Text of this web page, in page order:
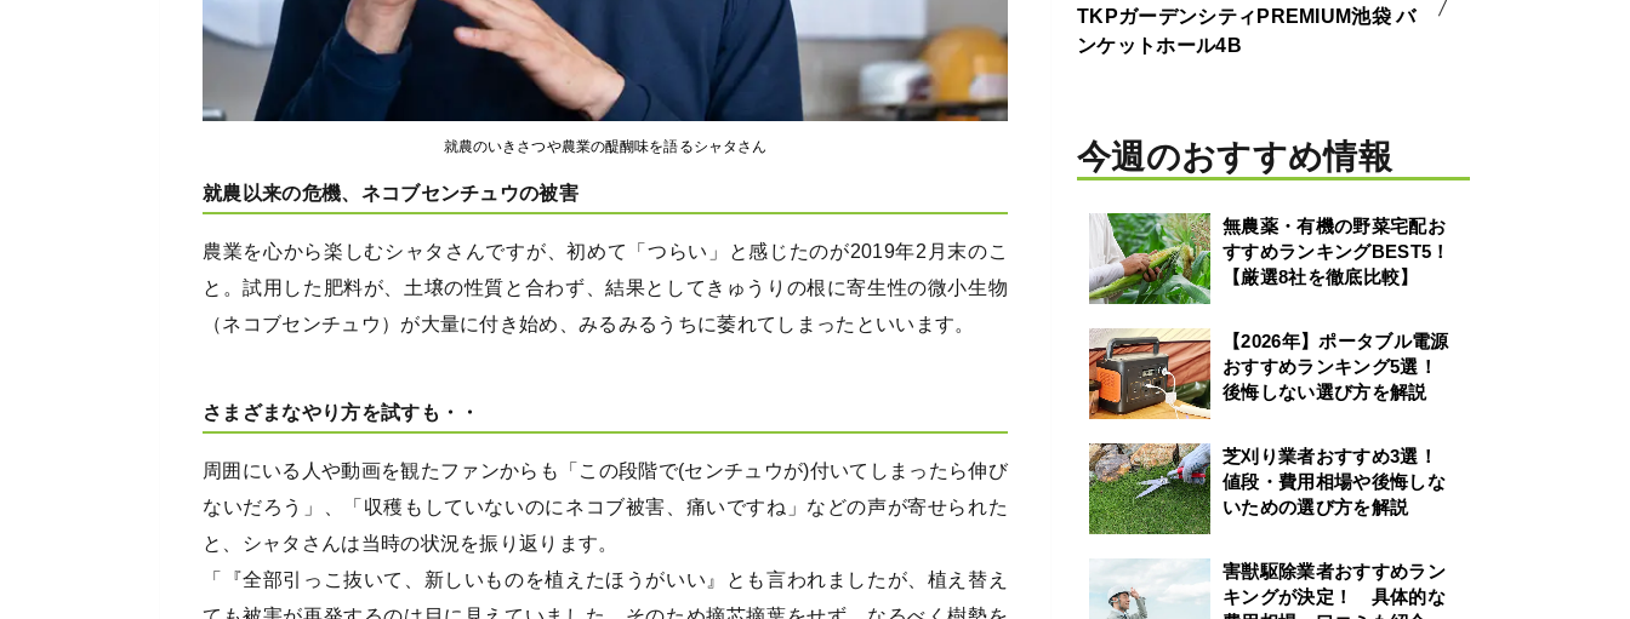
就農のいきさつや農業の醍醐味を語るシャタさん
就農以来の危機、ネコブセンチュウの被害
農業を心から楽しむシャタさんですが、初めて「つらい」と感じたのが2019年2月末のこ
と。試用した肥料が、土壌の性質と合わず、結果としてきゅうりの根に寄生性の微小生物
（ネコブセンチュウ）が大量に付き始め、みるみるうちに萎れてしまったといいます。
さまざまなやり方を試すも・・
周囲にいる人や動画を観たファンからも「この段階で(センチュウが)付いてしまったら伸び
ないだろう」、「収穫もしていないのにネコブ被害、痛いですね」などの声が寄せられた
と、シャタさんは当時の状況を振り返ります。
「『全部引っこ抜いて、新しいものを植えたほうがいい』とも言われましたが、植え替え
TKPガーデンシティPREMIUM池袋 バ
ンケットホール4B
今週のおすすめ情報
無農薬・有機の野菜宅配お
すすめランキングBEST5！
【厳選8社を徹底比較】
【2026年】ポータブル電源
おすすめランキング5選！
後悔しない選び方を解説
芝刈り業者おすすめ3選！
値段・費用相場や後悔しな
いための選び方を解説
害獣駆除業者おすすめラン
キングが決定！ 具体的な